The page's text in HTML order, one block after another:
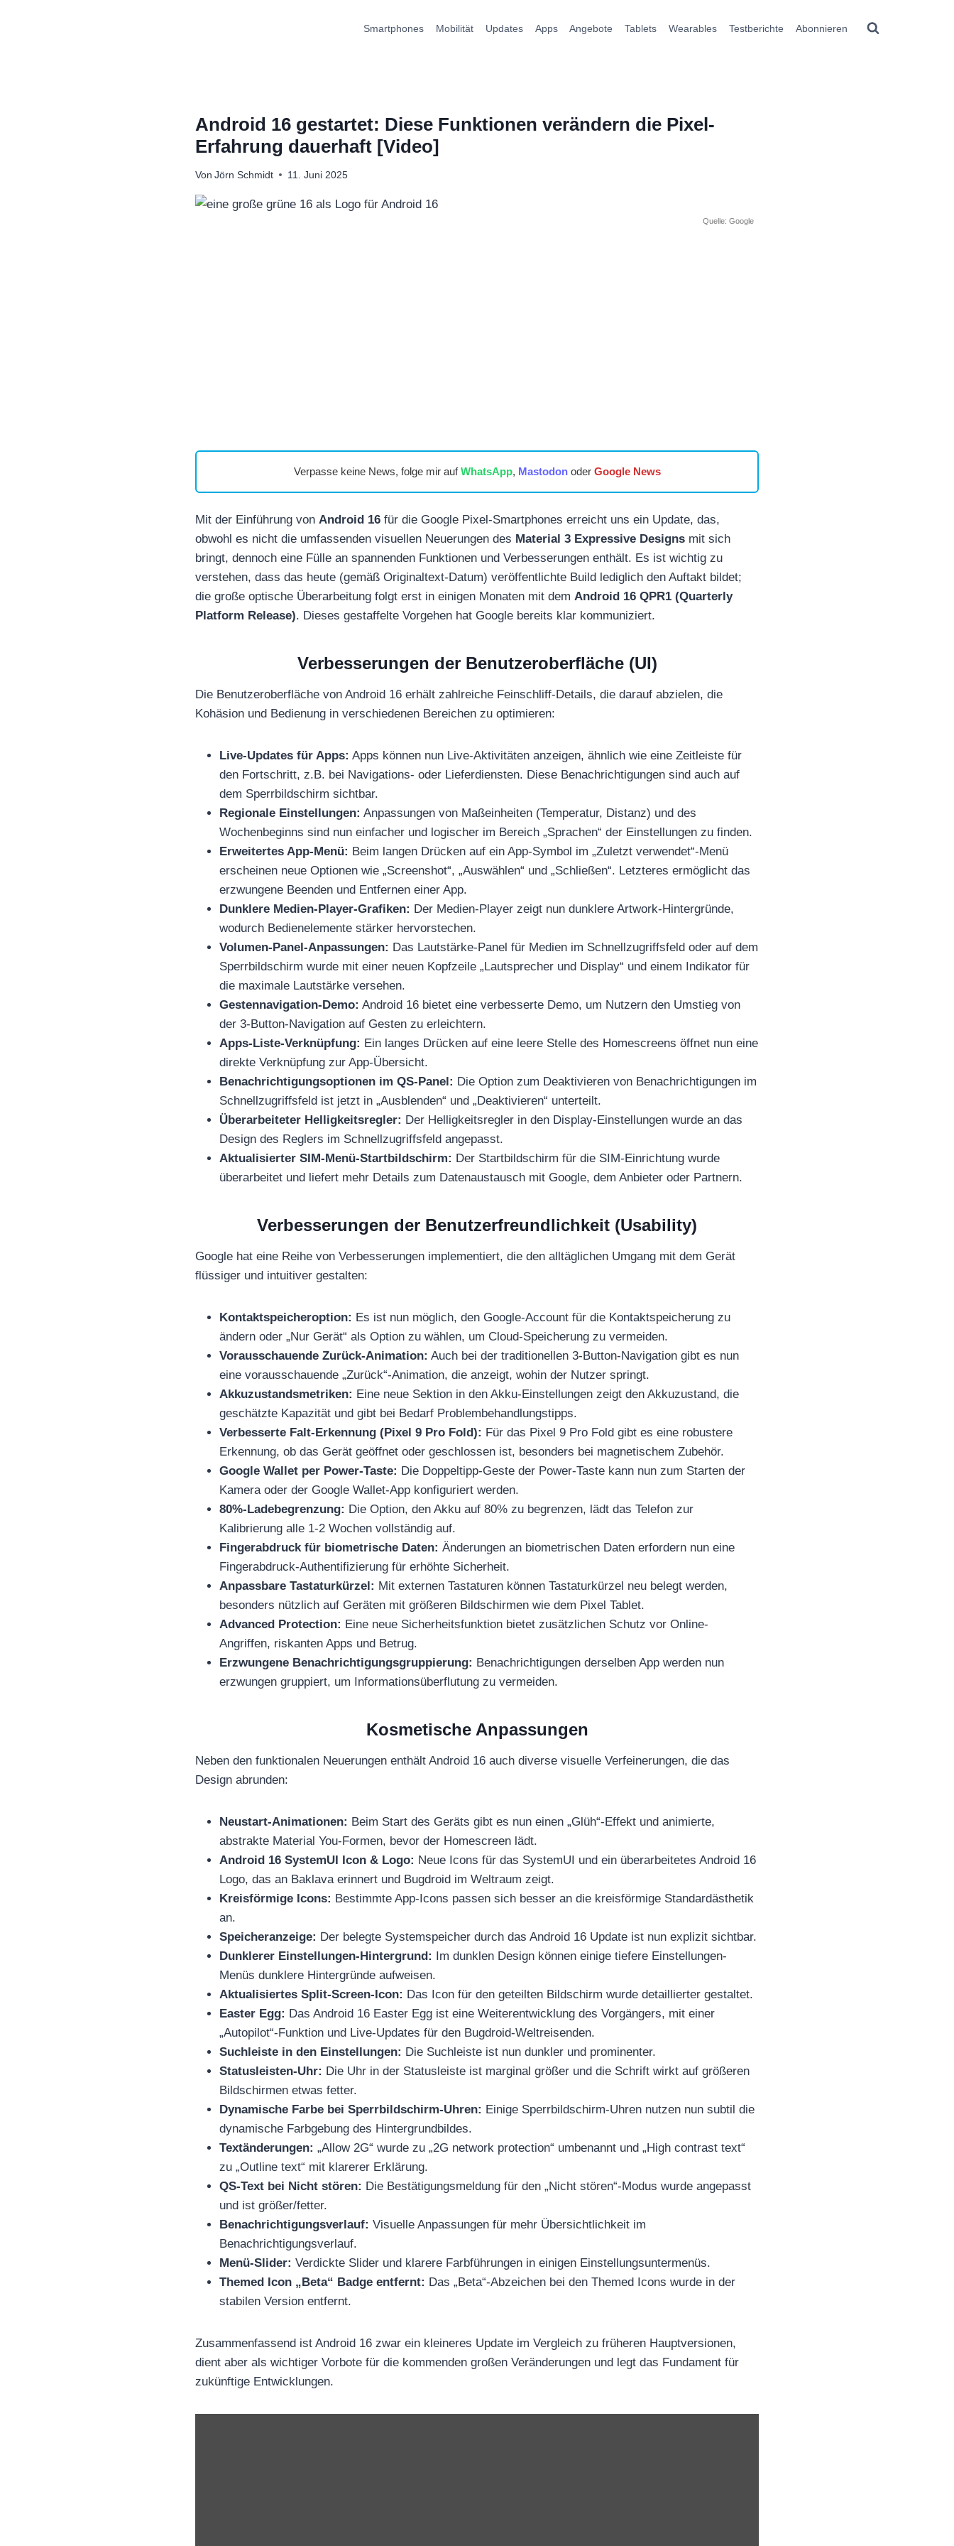
Smartphones Mobilität Updates Apps Angebote Tablets Wearables Testberichte Abonnieren
Android 16 gestartet: Diese Funktionen verändern die Pixel-
Erfahrung dauerhaft [Video]
Von Jörn Schmidt 11. Juni 2025
Quelle: Google
Verpasse keine News, folge mir aufWhatsApp, Mastodonoder Google News
Mit der Einführung von Android 16 für die Google Pixel-Smartphones erreicht uns ein Update, das,
obwohl es nicht die umfassenden visuellen Neuerungen des Material 3 Expressive Designs mit sich
bringt, dennoch eine Fülle an spannenden Funktionen und Verbesserungen enthält. Es ist wichtig zu
verstehen, dass das heute (gemäß Originaltext-Datum) veröffentlichte Build lediglich den Auftakt bildet;
die große optische Überarbeitung folgt erst in einigen Monaten mit dem Android 16 QPR1 (Quarterly
Platform Release). Dieses gestaffelte Vorgehen hat Google bereits klar kommuniziert.
Verbesserungen der Benutzeroberfläche (UI)
Die Benutzeroberfläche von Android 16 erhält zahlreiche Feinschliff-Details, die darauf abzielen, die
Kohäsion und Bedienung in verschiedenen Bereichen zu optimieren:
Live-Updates für Apps: Apps können nun Live-Aktivitäten anzeigen, ähnlich wie eine Zeitleiste für
den Fortschritt, z.B. bei Navigations- oder Lieferdiensten. Diese Benachrichtigungen sind auch auf
dem Sperrbildschirm sichtbar.
Regionale Einstellungen: Anpassungen von Maßeinheiten (Temperatur, Distanz) und des
Wochenbeginns sind nun einfacher und logischer im Bereich „Sprachen“ der Einstellungen zu finden.
Erweitertes App-Menü: Beim langen Drücken auf ein App-Symbol im „Zuletzt verwendet“-Menü
erscheinen neue Optionen wie „Screenshot“, „Auswählen“ und „Schließen“. Letzteres ermöglicht das
erzwungene Beenden und Entfernen einer App.
Dunklere Medien-Player-Grafiken: Der Medien-Player zeigt nun dunklere Artwork-Hintergründe,
wodurch Bedienelemente stärker hervorstechen.
Volumen-Panel-Anpassungen: Das Lautstärke-Panel für Medien im Schnellzugriffsfeld oder auf dem
Sperrbildschirm wurde mit einer neuen Kopfzeile „Lautsprecher und Display“ und einem Indikator für
die maximale Lautstärke versehen.
Gestennavigation-Demo: Android 16 bietet eine verbesserte Demo, um Nutzern den Umstieg von
der 3-Button-Navigation auf Gesten zu erleichtern.
Apps-Liste-Verknüpfung: Ein langes Drücken auf eine leere Stelle des Homescreens öffnet nun eine
direkte Verknüpfung zur App-Übersicht.
Benachrichtigungsoptionen im QS-Panel: Die Option zum Deaktivieren von Benachrichtigungen im
Schnellzugriffsfeld ist jetzt in „Ausblenden“ und „Deaktivieren“ unterteilt.
Überarbeiteter Helligkeitsregler: Der Helligkeitsregler in den Display-Einstellungen wurde an das
Design des Reglers im Schnellzugriffsfeld angepasst.
Aktualisierter SIM-Menü-Startbildschirm: Der Startbildschirm für die SIM-Einrichtung wurde
überarbeitet und liefert mehr Details zum Datenaustausch mit Google, dem Anbieter oder Partnern.
Verbesserungen der Benutzerfreundlichkeit (Usability)
Google hat eine Reihe von Verbesserungen implementiert, die den alltäglichen Umgang mit dem Gerät
flüssiger und intuitiver gestalten:
Kontaktspeicheroption: Es ist nun möglich, den Google-Account für die Kontaktspeicherung zu
ändern oder „Nur Gerät“ als Option zu wählen, um Cloud-Speicherung zu vermeiden.
Vorausschauende Zurück-Animation: Auch bei der traditionellen 3-Button-Navigation gibt es nun
eine vorausschauende „Zurück“-Animation, die anzeigt, wohin der Nutzer springt.
Akkuzustandsmetriken: Eine neue Sektion in den Akku-Einstellungen zeigt den Akkuzustand, die
geschätzte Kapazität und gibt bei Bedarf Problembehandlungstipps.
Verbesserte Falt-Erkennung (Pixel 9 Pro Fold): Für das Pixel 9 Pro Fold gibt es eine robustere
Erkennung, ob das Gerät geöffnet oder geschlossen ist, besonders bei magnetischem Zubehör.
Google Wallet per Power-Taste: Die Doppeltipp-Geste der Power-Taste kann nun zum Starten der
Kamera oder der Google Wallet-App konfiguriert werden.
80%-Ladebegrenzung: Die Option, den Akku auf 80% zu begrenzen, lädt das Telefon zur
Kalibrierung alle 1-2 Wochen vollständig auf.
Fingerabdruck für biometrische Daten: Änderungen an biometrischen Daten erfordern nun eine
Fingerabdruck-Authentifizierung für erhöhte Sicherheit.
Anpassbare Tastaturkürzel: Mit externen Tastaturen können Tastaturkürzel neu belegt werden,
besonders nützlich auf Geräten mit größeren Bildschirmen wie dem Pixel Tablet.
Advanced Protection: Eine neue Sicherheitsfunktion bietet zusätzlichen Schutz vor Online-
Angriffen, riskanten Apps und Betrug.
Erzwungene Benachrichtigungsgruppierung: Benachrichtigungen derselben App werden nun
erzwungen gruppiert, um Informationsüberflutung zu vermeiden.
Kosmetische Anpassungen
Neben den funktionalen Neuerungen enthält Android 16 auch diverse visuelle Verfeinerungen, die das
Design abrunden:
Neustart-Animationen: Beim Start des Geräts gibt es nun einen „Glüh“-Effekt und animierte,
abstrakte Material You-Formen, bevor der Homescreen lädt.
Android 16 SystemUI Icon & Logo: Neue Icons für das SystemUI und ein überarbeitetes Android 16
Logo, das an Baklava erinnert und Bugdroid im Weltraum zeigt.
Kreisförmige Icons: Bestimmte App-Icons passen sich besser an die kreisförmige Standardästhetik
an.
Speicheranzeige: Der belegte Systemspeicher durch das Android 16 Update ist nun explizit sichtbar.
Dunklerer Einstellungen-Hintergrund: Im dunklen Design können einige tiefere Einstellungen-
Menüs dunklere Hintergründe aufweisen.
Aktualisiertes Split-Screen-Icon: Das Icon für den geteilten Bildschirm wurde detaillierter gestaltet.
Easter Egg: Das Android 16 Easter Egg ist eine Weiterentwicklung des Vorgängers, mit einer
„Autopilot“-Funktion und Live-Updates für den Bugdroid-Weltreisenden.
Suchleiste in den Einstellungen: Die Suchleiste ist nun dunkler und prominenter.
Statusleisten-Uhr: Die Uhr in der Statusleiste ist marginal größer und die Schrift wirkt auf größeren
Bildschirmen etwas fetter.
Dynamische Farbe bei Sperrbildschirm-Uhren: Einige Sperrbildschirm-Uhren nutzen nun subtil die
dynamische Farbgebung des Hintergrundbildes.
Textänderungen: „Allow 2G“ wurde zu „2G network protection“ umbenannt und „High contrast text“
zu „Outline text“ mit klarerer Erklärung.
QS-Text bei Nicht stören: Die Bestätigungsmeldung für den „Nicht stören“-Modus wurde angepasst
und ist größer/fetter.
Benachrichtigungsverlauf: Visuelle Anpassungen für mehr Übersichtlichkeit im
Benachrichtigungsverlauf.
Menü-Slider: Verdickte Slider und klarere Farbführungen in einigen Einstellungsuntermenüs.
Themed Icon „Beta“ Badge entfernt: Das „Beta“-Abzeichen bei den Themed Icons wurde in der
stabilen Version entfernt.
Zusammenfassend ist Android 16 zwar ein kleineres Update im Vergleich zu früheren Hauptversionen,
dient aber als wichtiger Vorbote für die kommenden großen Veränderungen und legt das Fundament für
zukünftige Entwicklungen.